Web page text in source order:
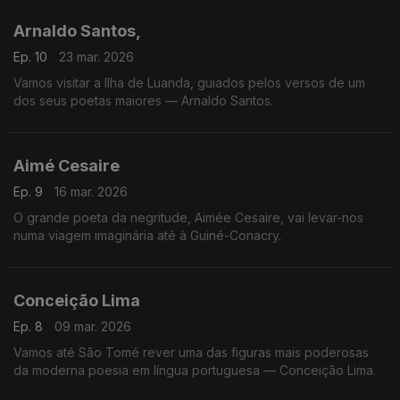
Arnaldo Santos,
Ep. 10
23 mar. 2026
Vamos visitar a Ilha de Luanda, guiados pelos versos de um
dos seus poetas maiores — Arnaldo Santos.
Aimé Cesaire
Ep. 9
16 mar. 2026
O grande poeta da negritude, Aimée Cesaire, vai levar-nos
numa viagem imaginária até à Guiné-Conacry.
Conceição Lima
Ep. 8
09 mar. 2026
Vamos até São Tomé rever uma das figuras mais poderosas
da moderna poesia em língua portuguesa — Conceição Lima.